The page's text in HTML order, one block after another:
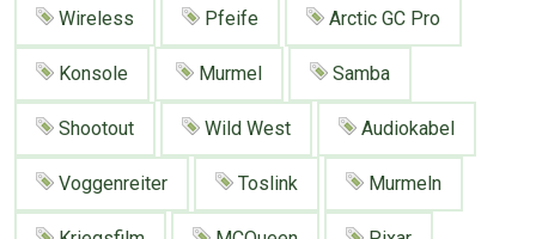
Kategoriewolke
Wireless Pfeife Arctic GC Pro
Konsole Murmel Samba
Shootout Wild West Audiokabel
Voggenreiter Toslink Murmeln